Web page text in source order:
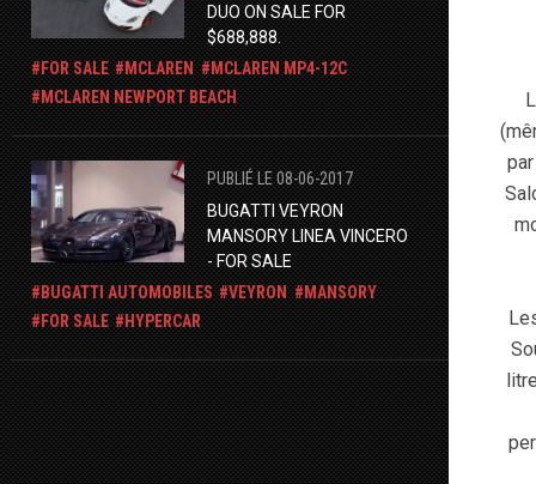
DUO ON SALE FOR
$688,888.
FOR SALE
MCLAREN
MCLAREN MP4-12C
MCLAREN NEWPORT BEACH
PUBLIÉ LE 08-06-2017
BUGATTI VEYRON
MANSORY LINEA VINCERO
- FOR SALE
BUGATTI AUTOMOBILES
VEYRON
MANSORY
FOR SALE
HYPERCAR